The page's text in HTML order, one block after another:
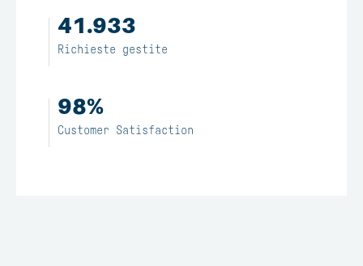
41.933
Richieste gestite
98%
Customer Satisfaction